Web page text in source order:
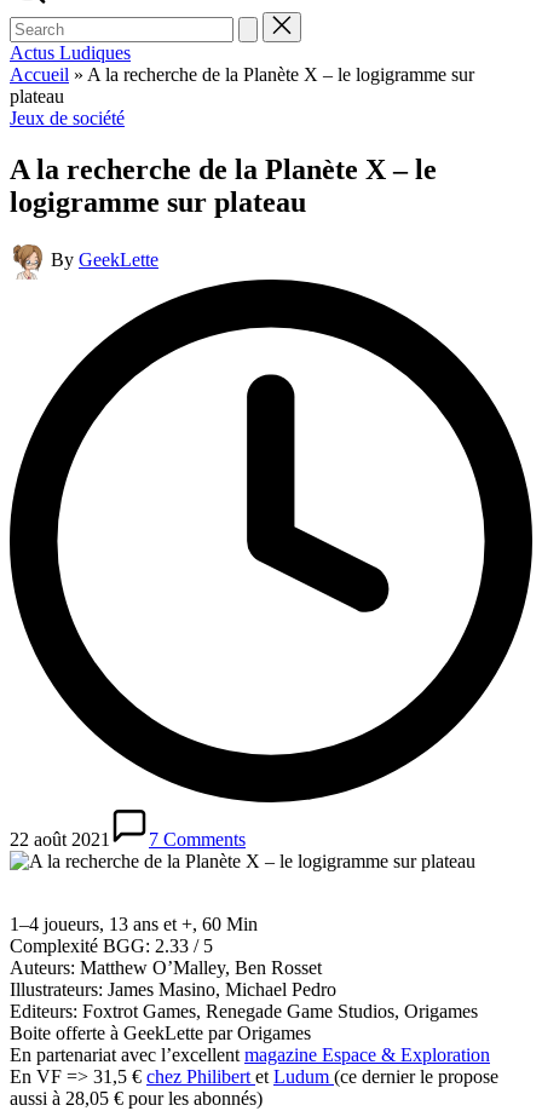
Search
for:
Actus Ludiques
Accueil » A la recherche de la Planète X – le logigramme sur
plateau
Posted
Jeux de société
A la recherche de la Planète X – le
logigramme sur plateau
Posted
by
By GeekLette
22 août 2021 7 Comments
1–4 joueurs, 13 ans et +, 60 Min
Complexité BGG: 2.33 / 5
Auteurs: Matthew O’Malley, Ben Rosset
Illustrateurs: James Masino, Michael Pedro
Editeurs: Foxtrot Games, Renegade Game Studios, Origames
Boite offerte à GeekLette par Origames
En partenariat avec l’excellent magazine Espace & Exploration
En VF => 31,5 € chez Philibert et Ludum (ce dernier le propose
aussi à 28,05 € pour les abonnés)